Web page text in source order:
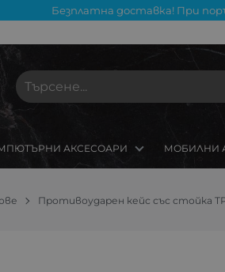
Безплатна доставка! При
АКСЕСОАРИ МОБИЛНИ
Противоударен кейс със стойка